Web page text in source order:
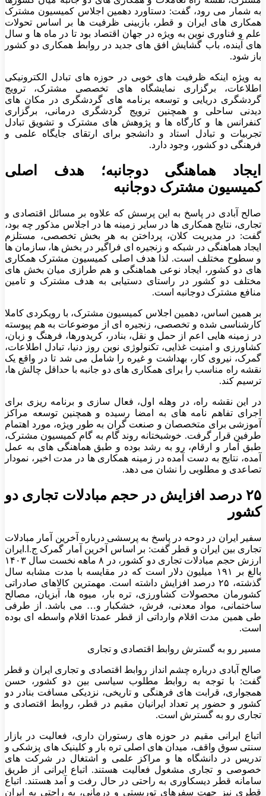
به شمار می رود، گفت: دستاورد دهمین اجلاس کمیسیون مشترک
همکاری های ایران و قطر، بازبینی ظرفیت ها بر اساس تحولات
علم و فناوری نوین به ویژه در جهان اقتصاد بود تا در ماه ها و سال
های آینده، باب گشایش افق های جدید در روابط همکاری دو کشور
باز شود.
به ویژه اینکه ظرفیت های خوبی در حوزه های تبادل الکترونیکی
اطلاعات، برگزاری نمایشگاه های تخصصی مشترک، ترویج
گردشگری دریایی و توسعه برنامه های گردشگری در مکان های
دیدنی ساحلی و همچنین ترویج گردشگری درمانی، برگزاری
کنفرانس ها و کارگاه ها و پژوهش های مشترک و تشویق تبادل
تجربیات و تبادل استاد و دانشجو برای ارتقای جایگاه علمی و
فرهنگی دو کشور، وجود دارد.
ایجاد هماهنگی دوجانبه؛ هدف اصلی
کمیسیون مشترک دوجانبه
صالح آبادی در پاسخ به این پرسش که علاوه بر مسائل اقتصادی و
تجاری، نتایج همکاری ها در سایر زمینه ها در اجلاس مذکور چه بود،
گفت: در مدیریت کلان، پرداختن به هر بخش تخصصی، مستلزم
ایجاد هماهنگی در شبکه و زنجیره ای فراگیر در بخش ها، سازمان ها
و سطوح مختلف است. لذا هدف اصلی کمیسیون مشترک همکاری
های دو کشور، ایجاد نوعی هماهنگی و هم طرازی میان بخش های
مختلف دو کشور در راستای دستیابی به هدف مشترک و تامین
منافع مشترک دوجانبه است.
بر همین اساس، دهمین اجلاس کمیسیون مشترک، با رویکردی کاملا
کارشناسی شده و تخصصی، زنجیره ای از موضوعات به هم پیوسته
در زمینه هایی اعم از حمل و نقل، بنادر، کریدورها، فرهنگ و زبان،
کشاورزی و امنیت غذایی، تکنولوژی نوین روز دنیا، تبادل اطلاعات،
گمرک، نیروی کار، بهداشت و غیره را شامل می شد تا در واقع یک
نقشه راه مناسب را برای همکاری های دو جانبه با حداقل چالش ها،
ترسیم کند.
در این نقشه راه، در وهله اول، فعال سازی و برنامه ریزی برای
اجرای تفاهم نامه های به امضا رسیده و همچنین توسعه مراکز
آموزشی برای متخصصان و صنعت گران به طور ویژه، مورد اهتمام
طرفین قرار گرفت. خوشبختانه روند گام به گام کمیسیون مشترک،
طبق آمار و ارقام، رو به رشد بوده و طبق هماهنگی های به عمل
آمده، نتایج به دست آمده در زمینه همکاری ها در مدت اخیر، نمودار
تصاعدی و مطلوبی را نشان می دهد.
۲۵ درصد افزایش در حجم مبادلات تجاری دو
کشور
سفیر ایران در دوحه در پاسخ به پرسشی درباره آخرین آمار مبادلات
تجاری بین ایران و قطر گفت: بر اساس آخرین آمار گمرک ج.ا.ایران
ارزش حجم مبادلات تجاری دو کشور، در ۸ ماهه نخست سال ۱۴۰۳
بالغ بر ۱۹۱ میلیون دلار است که در مقایسه با مدت مشابه سال
گذشته، ۲۵ درصد افزایش داشته است. مهمترین کالاهای صادراتی
کشورمان محصولات کشاورزی، تره بار، میوه ها، آبزیان، مصالح
ساختمانی، مواد معدنی، فرش، خشکبار و… می باشد. از طرفی
طی همین مدت اقلام وارداتی از قطر عمدتا اقلام واسطه ای بوده
است.
مسیر رو به گسترش روابط اقتصادی و تجاری
صالح آبادی درباره چشم انداز روابط اقتصادی و تجاری ایران و قطر
گفت: با توجه به روابط مطلوب سیاسی بین دو کشور، حسن
همجواری، قرابت های فرهنگی و تاریخی، نزدیکی مسافت بنادر دو
کشور و حضور پر تعداد ایرانیان مقیم در قطر، روابط اقتصادی و
تجاری رو به گسترش است.
اتباع ایرانی مقیم در حوزه های رستوران داری، فعالیت در بازار
سنتی سوق واقف، میدان های اصلی تره بار و کلینیک های پزشکی و
تدریس در دانشگاه ها و مراکز علمی و اشتغال در شرکت های
خصوصی و تجاری مشغول فعالیت هستند. اتباع ایرانی از طریق
سامانه قطر دیسکاوری به راحتی در حال رفت و آمد هستند. اتباع
قطری نیز جهت سفرهای توریستی و درمانی، به راحتی به ایران